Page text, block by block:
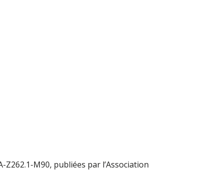
Z262.1-M90, publiées par l’Association